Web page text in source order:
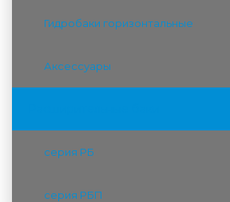
Гидробаки горизонтальные
Аксессуары
серия РБ
серия РБП